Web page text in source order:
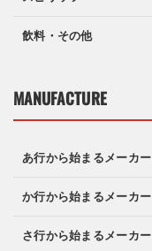
飲料・その他
MANUFACTURE
あ行から始まるメーカー
か行から始まるメーカー
さ行から始まるメーカー